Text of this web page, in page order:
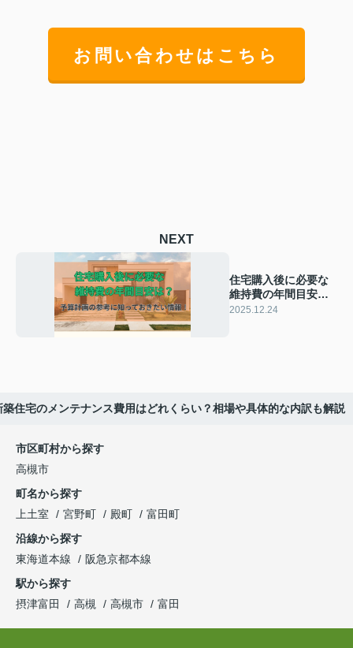
お問い合わせはこちら
NEXT
住宅購入後に必要な
維持費の年間目安
は？予算計画の参考
2025.12.24
築住宅のメンテナンス費用はどれくらい？相場や具体的な内訳も解説
市区町村から探す
高槻市
町名から探す
上土室
宮野町 殿町
富田町
沿線から探す
東海道本線
阪急京都本線
駅から探す
摂津富田
高槻 高槻市 富田